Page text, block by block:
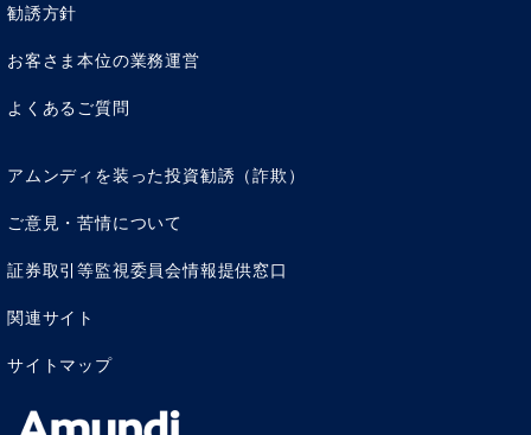
勧誘方針
お客さま本位の業務運営
よくあるご質問
アムンディを装った投資勧誘（詐欺）
ご意見・苦情について
証券取引等監視委員会情報提供窓口
関連サイト
サイトマップ